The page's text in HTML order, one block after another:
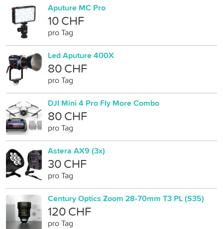
Aputure MC Pro
10 CHF
pro Tag
Led Aputure 400X
80 CHF
pro Tag
DJI Mini 4 Pro Fly More Combo
80 CHF
pro Tag
Astera AX9 (3x)
30 CHF
pro Tag
Century Optics Zoom 28-70mm T3 PL (S35)
120 CHF
pro Tag